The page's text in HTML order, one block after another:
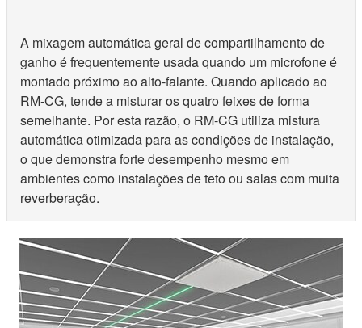
A mixagem automática geral de compartilhamento de
ganho é frequentemente usada quando um microfone é
montado próximo ao alto-falante. Quando aplicado ao
RM-CG, tende a misturar os quatro feixes de forma
semelhante. Por esta razão, o RM-CG utiliza mistura
automática otimizada para as condições de instalação,
o que demonstra forte desempenho mesmo em
ambientes como instalações de teto ou salas com muita
reverberação.